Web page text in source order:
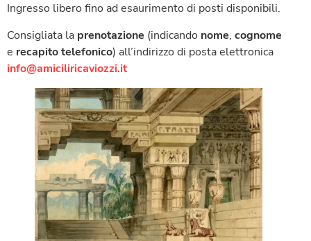
Ingresso libero fino ad esaurimento di posti disponibili.
Consigliata la prenotazione (indicando nome, cognome
e recapito telefonico) all’indirizzo di posta elettronica
info@amiciliricaviozzi.it